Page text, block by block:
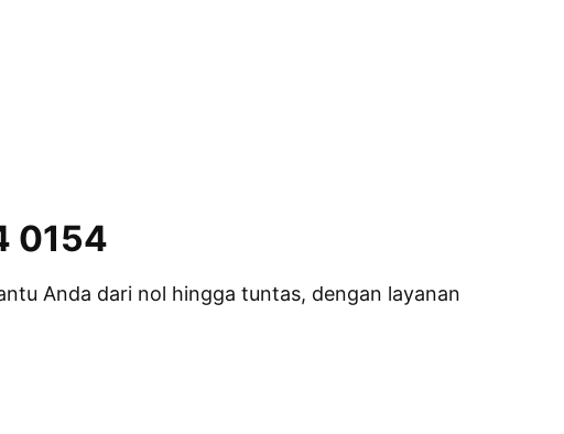
0154
Anda dari nol hingga tuntas, dengan layanan